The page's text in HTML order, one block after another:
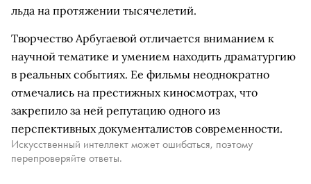
льда на протяжении тысячелетий.
Творчество Арбугаевой отличается вниманием к
научной тематике и умением находить драматургию
в реальных событиях. Ее фильмы неоднократно
отмечались на престижных киносмотрах, что
закрепило за ней репутацию одного из
перспективных документалистов современности.
Искусственный интеллект может ошибаться, поэтому
перепроверяйте ответы.